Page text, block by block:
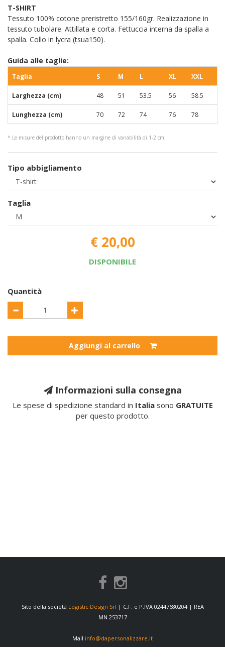
T-SHIRT
Tessuto 100% cotone preristretto 155/160gr. Realizzazione in
tessuto tubolare. Attillata e corta. Fettuccia interna da spalla a
spalla. Collo in lycra (tsua150).
Guida alle taglie:
Taglia S M L XL XXL
Larghezza (cm) 48 51 53.5 56 58.5
Lunghezza (cm) 70 72 74 76 78
* Le misure del prodotto hanno un margine di variabilità di 1-2 cm
Tipo abbigliamento
Taglia
€ 20,00
DISPONIBILE
Quantità
Aggiungi al carrello
Informazioni sulla consegna
Le spese di spedizione standard in Italiasono GRATUITE
per questo prodotto.
Sito della società Logistic Design Srl | C.F. e P.IVA 02447680204 | REA
MN 253717
Mail info@dapersonalizzare.it